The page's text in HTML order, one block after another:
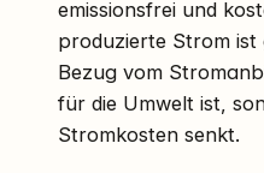
emissionsfrei und
produzierte Strom ist
Bezug vom
für die Umwelt ist,
Stromkosten senkt.